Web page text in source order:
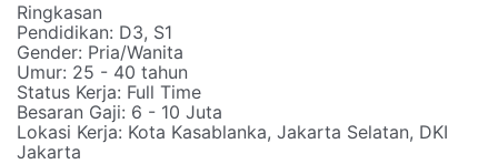
Ringkasan
Pendidikan: D3, S1
Gender: Pria/Wanita
Umur: 25 - 40 tahun
Status Kerja: Full Time
Besaran Gaji: 6 - 10 Juta
Lokasi Kerja: Kota Kasablanka, Jakarta Selatan, DKI
Jakarta